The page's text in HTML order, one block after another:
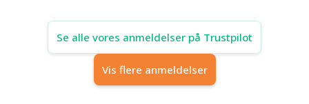
Se alle vores anmeldelser på Trustpilot
Vis flere anmeldelser